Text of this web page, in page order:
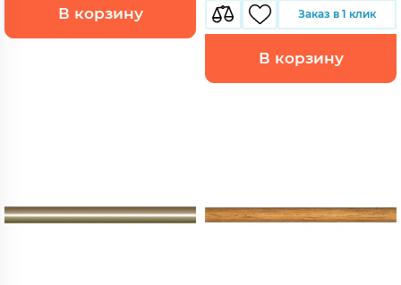
В корзину Заказ в 1 клик
В корзину